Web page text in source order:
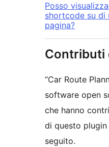
Posso
shortcode su di
pagina?
Contributi
“Car Route
software open
che hanno
di questo
seguito.